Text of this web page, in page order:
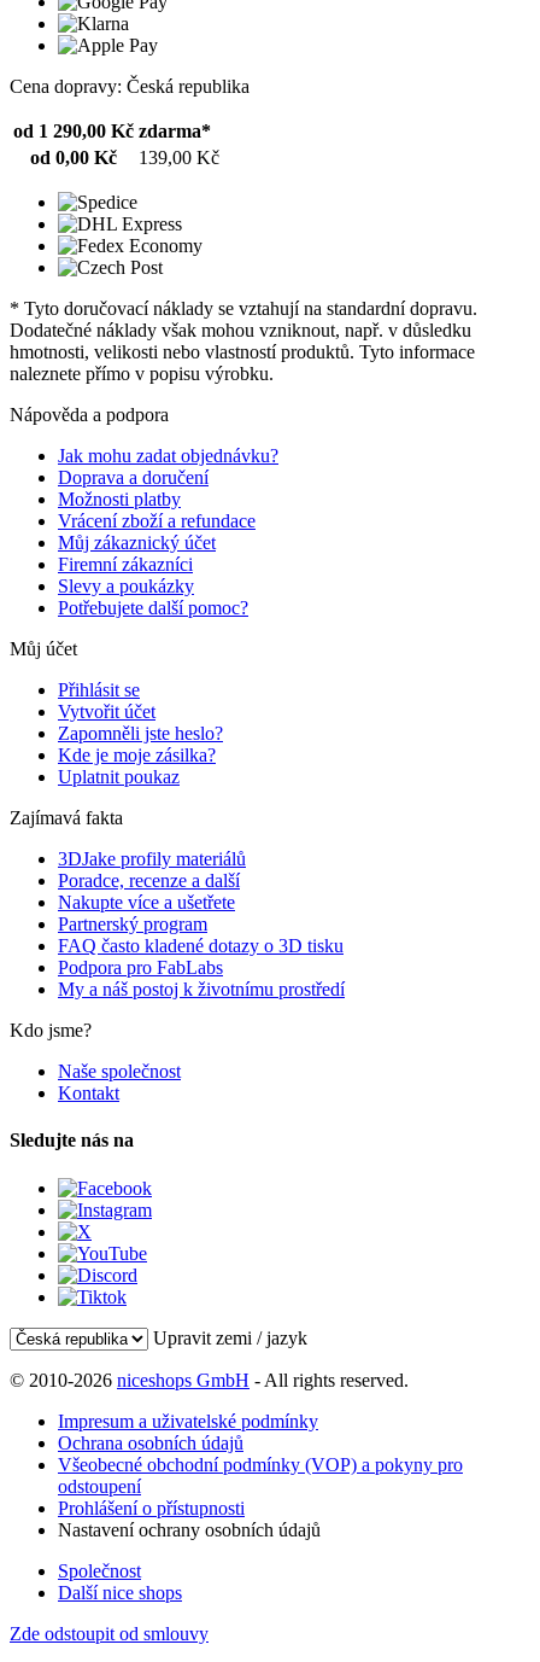
Cena dopravy: Česká republika
od 1 290,00 Kč zdarma*
od 0,00 Kč
139,00 Kč
* Tyto doručovací náklady se vztahují na standardní dopravu.
Dodatečné náklady však mohou vzniknout, např. v důsledku
hmotnosti, velikosti nebo vlastností produktů. Tyto informace
naleznete přímo v popisu výrobku.
Nápověda a podpora
Jak mohu zadat objednávku?
Doprava a doručení
Možnosti platby
Vrácení zboží a refundace
Můj zákaznický účet
Firemní zákazníci
Slevy a poukázky
Potřebujete další pomoc?
Můj účet
Přihlásit se
Vytvořit účet
Zapomněli jste heslo?
Kde je moje zásilka?
Uplatnit poukaz
Zajímavá fakta
3DJake profily materiálů
Poradce, recenze a další
Nakupte více a ušetřete
Partnerský program
FAQ často kladené dotazy o 3D tisku
Podpora pro FabLabs
My a náš postoj k životnímu prostředí
Kdo jsme?
Naše společnost
Kontakt
Sledujte nás na
Upravit zemi / jazyk
© 2010-2026 niceshops GmbH - All rights reserved.
Impresum a uživatelské podmínky
Ochrana osobních údajů
Všeobecné obchodní podmínky (VOP) a pokyny pro
odstoupení
Prohlášení o přístupnosti
Nastavení ochrany osobních údajů
Společnost
Další nice shops
Zde odstoupit od smlouvy